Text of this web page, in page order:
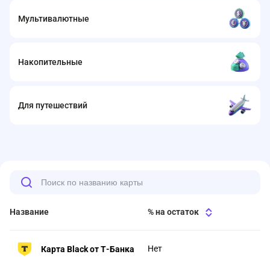
Мультивалютные
Накопительные
Для путешествий
Название % на остаток
Карта Black от Т-Банка Нет